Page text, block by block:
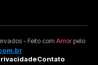
- Feito com Amorpelo
Contato